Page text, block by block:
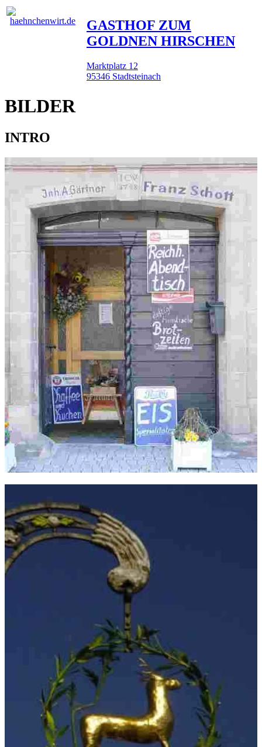
GASTHOF ZUM
GOLDNEN HIRSCHEN
Marktplatz 12
95346 Stadtsteinach
BILDER
INTRO